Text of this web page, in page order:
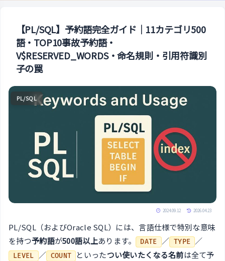
【PL/SQL】予約語完全ガイド｜11カテゴリ500
語・TOP10事故予約語・
V$RESERVED_WORDS・命名規則・引用符識別
子の罠
PL/SQL
2024.09.12 2026.04.23
PL/SQL（およびOracle SQL）には、言語仕様で特別な意味
を持つ予約語が500語以上あります。 DATE ／ TYPE ／
LEVEL ／ COUNT といったつい使いたくなる名前は全て予